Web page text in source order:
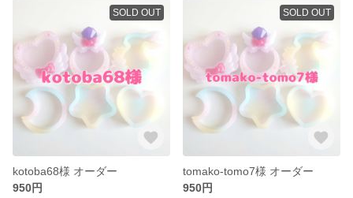
SOLD OUT
kotoba68様 オーダー
950円
SOLD OUT
tomako-tomo7様 オーダー
950円